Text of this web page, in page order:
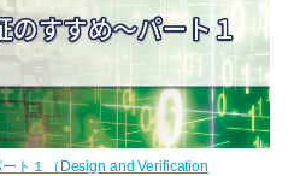
ト１（Design and Verification